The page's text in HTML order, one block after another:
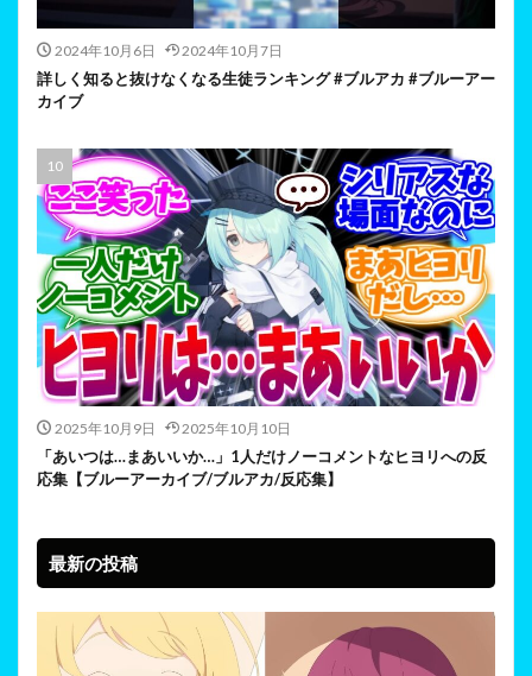
2024年10月6日 2024年10月7日
詳しく知ると抜けなくなる生徒ランキング #ブルアカ #ブルーアー
カイブ
2025年10月9日 2025年10月10日
「あいつは…まあいいか…」1人だけノーコメントなヒヨリへの反
応集【ブルーアーカイブ/ブルアカ/反応集】
最新の投稿